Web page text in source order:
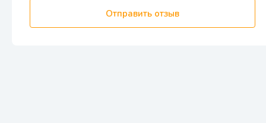
Отправить отзыв